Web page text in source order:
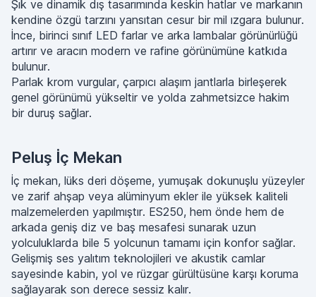
Şık ve dinamik dış tasarımında keskin hatlar ve markanın
kendine özgü tarzını yansıtan cesur bir mil ızgara bulunur.
İnce, birinci sınıf LED farlar ve arka lambalar görünürlüğü
artırır ve aracın modern ve rafine görünümüne katkıda
bulunur.
Parlak krom vurgular, çarpıcı alaşım jantlarla birleşerek
genel görünümü yükseltir ve yolda zahmetsizce hakim
bir duruş sağlar.
Peluş İç Mekan
İç mekan, lüks deri döşeme, yumuşak dokunuşlu yüzeyler
ve zarif ahşap veya alüminyum ekler ile yüksek kaliteli
malzemelerden yapılmıştır. ES250, hem önde hem de
arkada geniş diz ve baş mesafesi sunarak uzun
yolculuklarda bile 5 yolcunun tamamı için konfor sağlar.
Gelişmiş ses yalıtım teknolojileri ve akustik camlar
sayesinde kabin, yol ve rüzgar gürültüsüne karşı koruma
sağlayarak son derece sessiz kalır.